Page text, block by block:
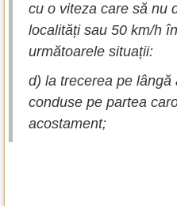
cu o viteza care să nu
localități sau 50 km/h
următoarele situații:
d) la trecerea pe lângă
conduse pe partea
acostament;